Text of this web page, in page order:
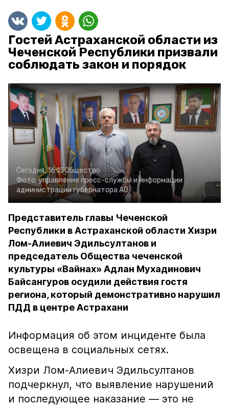
Гостей Астраханской области из
Чеченской Республики призвали
соблюдать закон и порядок
Сегодня, 16:15Общество
Фото: управление пресс-службы и информации
администрации губернатора АО
Представитель главы Чеченской
Республики в Астраханской области Хизри
Лом-Алиевич Эдильсултанов и
председатель Общества чеченской
культуры «Вайнах» Адлан Мухадинович
Байсангуров осудили действия гостя
региона, который демонстративно нарушил
ПДД в центре Астрахани
Информация об этом инциденте была
освещена в социальных сетях.
Хизри Лом-Алиевич Эдильсултанов
подчеркнул, что выявление нарушений
и последующее наказание — это не